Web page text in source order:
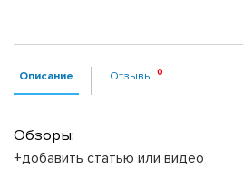
Описание Отзывы
Обзоры:
+добавить статью или видео